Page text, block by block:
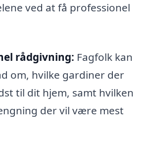
ved at få professionel
rådgivning: Fagfolk kan
om, hvilke gardiner der
til dit hjem, samt hvilken
der vil være mest